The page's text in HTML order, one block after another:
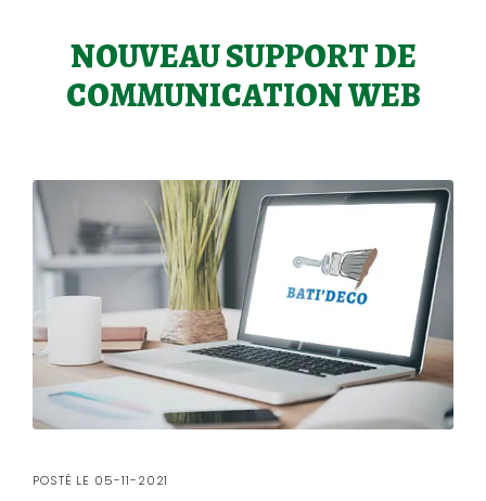
NOUVEAU SUPPORT DE
COMMUNICATION WEB
POSTÉ LE 05-11-2021